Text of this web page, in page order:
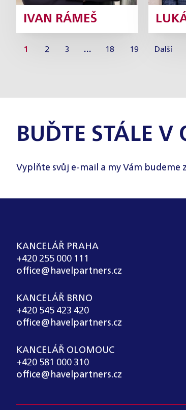
IVAN RÁMEŠ
1 2 3 … 18 19 Další
BUĎTE STÁLE V
Vyplňte svůj e-mail a my Vám
KANCELÁŘ PRAHA
+420 255 000 111
office@havelpartners.cz
KANCELÁŘ BRNO
+420 545 423 420
office@havelpartners.cz
KANCELÁŘ OLOMOUC
+420 581 000 310
office@havelpartners.cz